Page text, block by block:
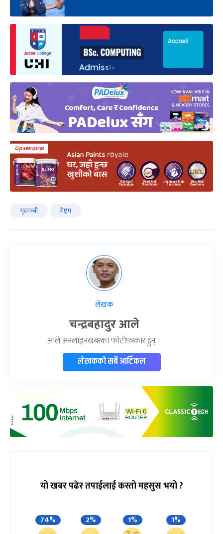
गृहमन्त्री रोष्ट्रम
लेखक
चन्द्रबहादुर आले
आले अनलाइनखबरका फोटोपत्रकार हुन् ।
लेखकको सबै आर्टिकल
यो खबर पढेर तपाईलाई कस्तो महसुस भयो ?
74% 2% 1% 1%